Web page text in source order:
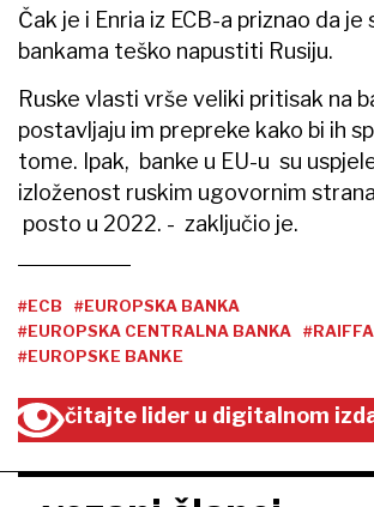
Čak je i Enria iz ECB-a priznao da je
bankama teško napustiti Rusiju.
Ruske vlasti vrše veliki pritisak na
postavljaju im prepreke kako bi ih
tome. Ipak, banke u EU-u su
izloženost ruskim ugovornim
posto u 2022. - zaključio je.
#ECB
#EUROPSKA BANKA
#EUROPSKA CENTRALNA BANKA
#EUROPSKE BANKE
čitajte lider u digitalnom